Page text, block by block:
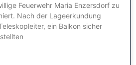
Feuerwehr Maria Enzersdorf zu
Nach der Lageerkundung
ein Balkon sicher